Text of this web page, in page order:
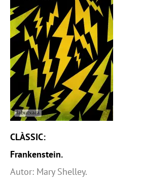
CLÀSSIC:
Frankenstein.
Autor: Mary Shelley.